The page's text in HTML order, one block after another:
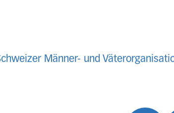
Männer- und